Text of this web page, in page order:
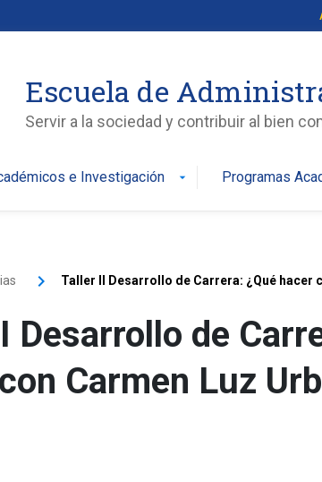
Escuela de
Servir a la sociedad y contribuir al bien
e Investigación arrow_drop_down Programas
Taller II Desarrollo de Carrera: ¿Qué hacer
Desarrollo de
Carmen Luz